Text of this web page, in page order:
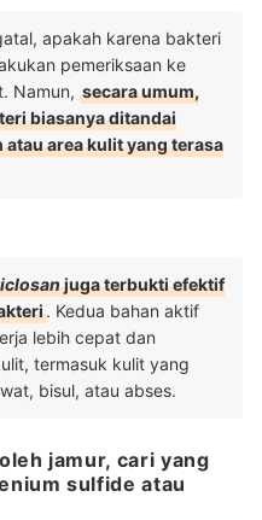
apakah karena bakteri
pemeriksaan ke
Namun, secara umum,
biasanya ditandai
area kulit yang terasa
juga terbukti efektif
. Kedua bahan aktif
lebih cepat dan
termasuk kulit yang
bisul, atau abses.
jamur, cari yang
sulfide atau